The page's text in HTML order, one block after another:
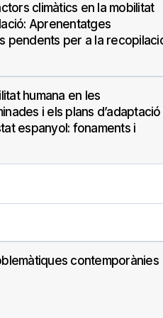
climàtics en la mobilitat
Aprenentatges
pendents per a la
humana en les
i els plans d’adaptació
espanyol: fonaments i
contemporànies